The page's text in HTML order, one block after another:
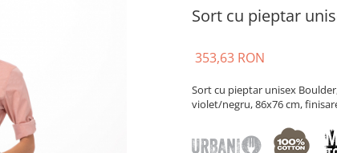
Sort cu pieptar
353,63 RON
Sort cu pieptar unisex
violet/negru, 86x76 cm,